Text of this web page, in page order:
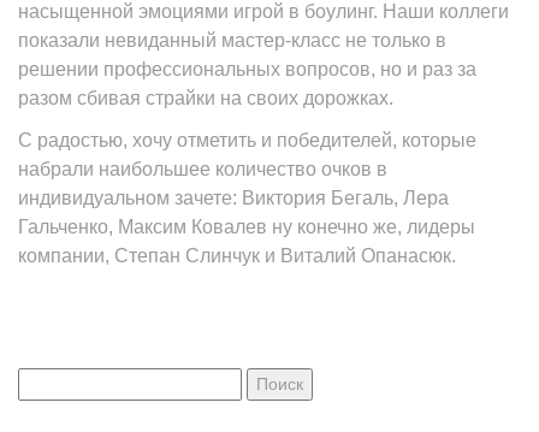
насыщенной эмоциями игрой в боулинг. Наши коллеги
показали невиданный мастер-класс не только в
решении профессиональных вопросов, но и раз за
разом сбивая страйки на своих дорожках.
С радостью, хочу отметить и победителей, которые
набрали наибольшее количество очков в
индивидуальном зачете: Виктория Бегаль, Лера
Гальченко, Максим Ковалев ну конечно же, лидеры
компании, Степан Слинчук и Виталий Опанасюк.